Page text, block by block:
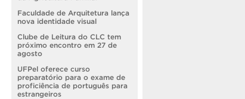
Faculdade de Arquitetura lança
nova identidade visual
Clube de Leitura do CLC tem
próximo encontro em 27 de
agosto
UFPel oferece curso
preparatório para o exame de
proficiência de português para
estrangeiros